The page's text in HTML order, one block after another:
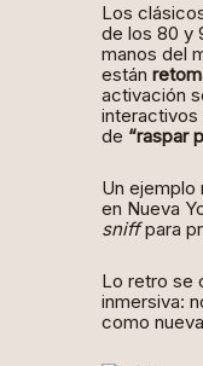
Los
de los 80 y
manos del
están
activación
interactivos
de “raspar
Un ejemplo
en Nueva
sniffpara
Lo retro se
inmersiva:
como